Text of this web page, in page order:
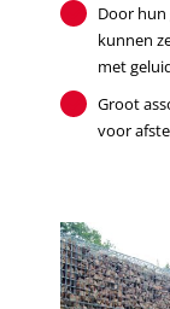
Door hun
kunnen
met
Groot
voor